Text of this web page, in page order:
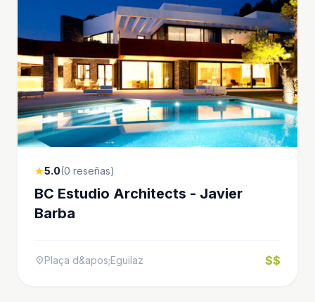
star5.0(0 reseñas)
BC Estudio Architects - Javier
Barba
location_onPlaça d&apos;Eguilaz $$